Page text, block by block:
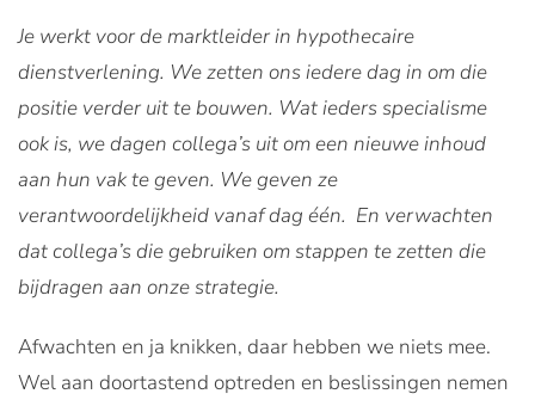
Je werkt voor de marktleider in hypothecaire
dienstverlening. We zetten ons iedere dag in om die
positie verder uit te bouwen. Wat ieders specialisme
ook is, we dagen collega’s uit om een nieuwe inhoud
aan hun vak te geven. We geven ze
verantwoordelijkheid vanaf dag één. En verwachten
dat collega’s die gebruiken om stappen te zetten die
bijdragen aan onze strategie.
Afwachten en ja knikken, daar hebben we niets mee.
Wel aan doortastend optreden en beslissingen nemen